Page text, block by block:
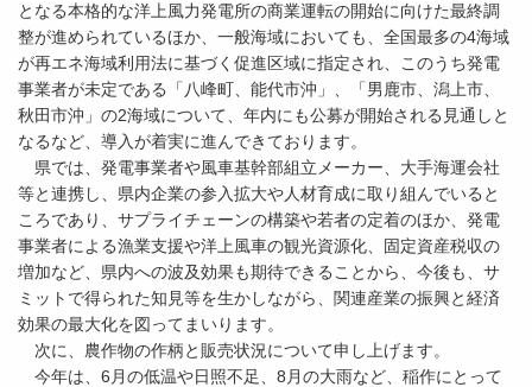
となる本格的な洋上風力発電所の商業運転の開始に向けた最終調
整が進められているほか、一般海域においても、全国最多の4海域
が再エネ海域利用法に基づく促進区域に指定され、このうち発電
事業者が未定である「八峰町、能代市沖」、「男鹿市、潟上市、
秋田市沖」の2海域について、年内にも公募が開始される見通しと
なるなど、導入が着実に進んできております。
県では、発電事業者や風車基幹部組立メーカー、大手海運会社
等と連携し、県内企業の参入拡大や人材育成に取り組んでいると
ころであり、サプライチェーンの構築や若者の定着のほか、発電
事業者による漁業支援や洋上風車の観光資源化、固定資産税収の
増加など、県内への波及効果も期待できることから、今後も、サ
ミットで得られた知見等を生かしながら、関連産業の振興と経済
効果の最大化を図ってまいります。
次に、農作物の作柄と販売状況について申し上げます。
今年は、6月の低温や日照不足、8月の大雨など、稲作にとって